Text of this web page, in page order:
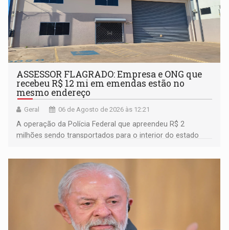
ASSESSOR FLAGRADO: Empresa e ONG que
recebeu R$ 12 mi em emendas estão no
mesmo endereço
Geral 06 de Agosto de 2026 às 12:21
A operação da Polícia Federal que apreendeu R$ 2
milhões sendo transportados para o interior do estado
ligação do suspeito com um deputado federal do União
Brasil por Rondônia